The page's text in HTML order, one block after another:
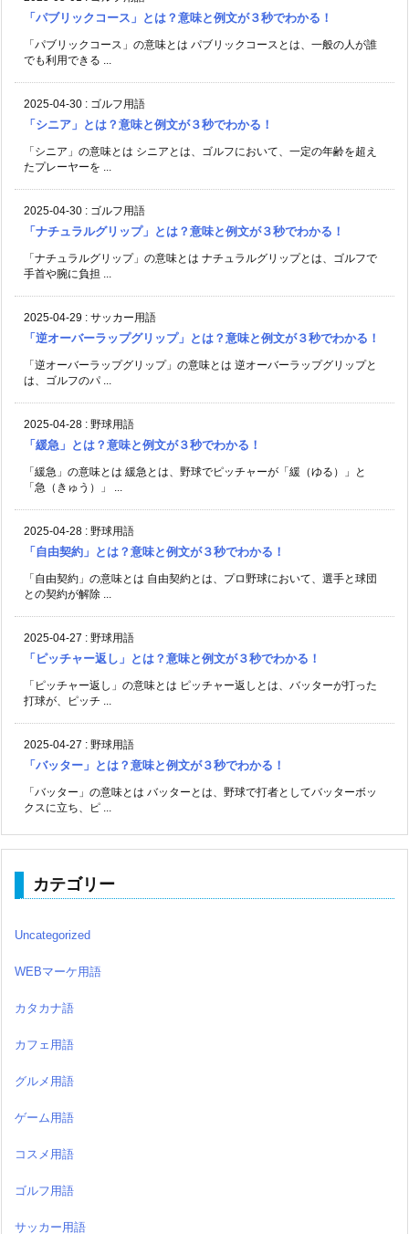
「パブリックコース」とは？意味と例文が３秒でわかる！
「パブリックコース」の意味とは パブリックコースとは、一般の人が誰
でも利用できる ...
2025-04-30 : ゴルフ用語
「シニア」とは？意味と例文が３秒でわかる！
「シニア」の意味とは シニアとは、ゴルフにおいて、一定の年齢を超え
たプレーヤーを ...
2025-04-30 : ゴルフ用語
「ナチュラルグリップ」とは？意味と例文が３秒でわかる！
「ナチュラルグリップ」の意味とは ナチュラルグリップとは、ゴルフで
手首や腕に負担 ...
2025-04-29 : サッカー用語
「逆オーバーラップグリップ」とは？意味と例文が３秒でわかる！
「逆オーバーラップグリップ」の意味とは 逆オーバーラップグリップと
は、ゴルフのパ ...
2025-04-28 : 野球用語
「緩急」とは？意味と例文が３秒でわかる！
「緩急」の意味とは 緩急とは、野球でピッチャーが「緩（ゆる）」と
「急（きゅう）」 ...
2025-04-28 : 野球用語
「自由契約」とは？意味と例文が３秒でわかる！
「自由契約」の意味とは 自由契約とは、プロ野球において、選手と球団
との契約が解除 ...
2025-04-27 : 野球用語
「ピッチャー返し」とは？意味と例文が３秒でわかる！
「ピッチャー返し」の意味とは ピッチャー返しとは、バッターが打った
打球が、ピッチ ...
2025-04-27 : 野球用語
「バッター」とは？意味と例文が３秒でわかる！
「バッター」の意味とは バッターとは、野球で打者としてバッターボッ
クスに立ち、ピ ...
カテゴリー
Uncategorized
WEBマーケ用語
カタカナ語
カフェ用語
グルメ用語
ゲーム用語
コスメ用語
ゴルフ用語
サッカー用語